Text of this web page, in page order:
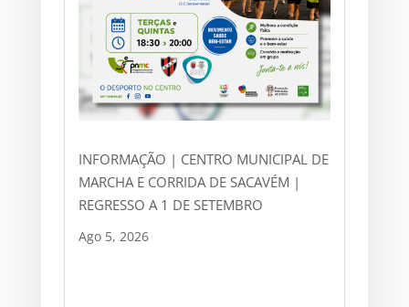
INFORMAÇÃO | CENTRO MUNICIPAL DE
MARCHA E CORRIDA DE SACAVÉM |
REGRESSO A 1 DE SETEMBRO
Ago 5, 2026